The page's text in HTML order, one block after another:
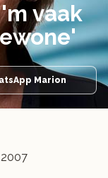
vaak
Marion